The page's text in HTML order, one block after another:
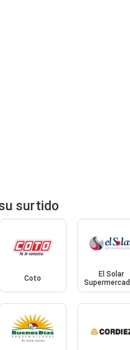
surtido
Coto
El Solar